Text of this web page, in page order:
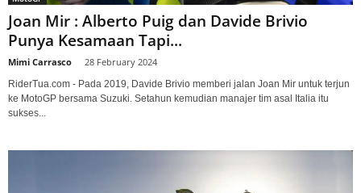
Joan Mir : Alberto Puig dan Davide Brivio
Punya Kesamaan Tapi...
Mimi Carrasco 28 February 2024
RiderTua.com - Pada 2019, Davide Brivio memberi jalan Joan Mir untuk terjun
ke MotoGP bersama Suzuki. Setahun kemudian manajer tim asal Italia itu
sukses...